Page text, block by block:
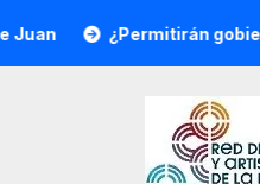
¿Permitirán gobiernos